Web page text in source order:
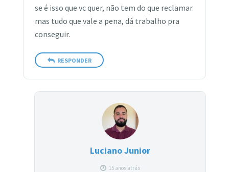
se é isso que vc quer, não tem do que reclamar.
mas tudo que vale a pena, dá trabalho pra
conseguir.
RESPONDER
Luciano Junior
15 anos atrás